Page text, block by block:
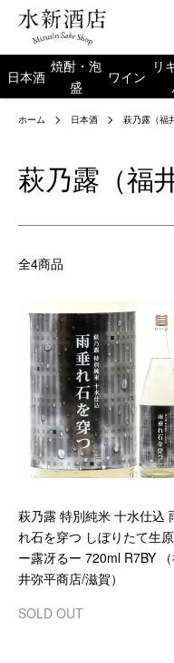
日本酒
焼酎・泡
盛
ワイン
リ
ホーム 日本酒 萩乃露（福
萩乃露（福
全4商品
萩乃露 特別純米 十水仕込
れ石を穿つ しぼりたて生
ー露冴るー 720ml R7BY
井弥平商店/滋賀）
SOLD OUT